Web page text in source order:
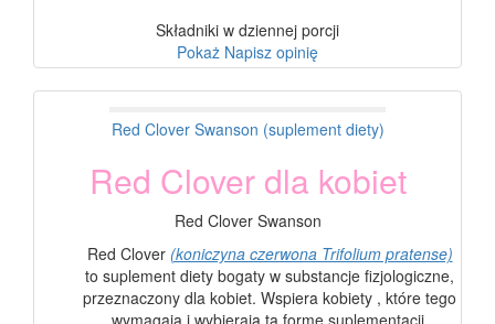
Składniki w dziennej porcji
Pokaż Napisz opinię
Red Clover Swanson (suplement diety)
Red Clover dla kobiet
Red Clover Swanson
Red Clover (koniczyna czerwona Trifolium pratense)
to suplement diety bogaty w substancje fizjologiczne,
przeznaczony dla kobiet. Wspiera kobiety , które tego
wymagają i wybierają tą formę suplementacji.